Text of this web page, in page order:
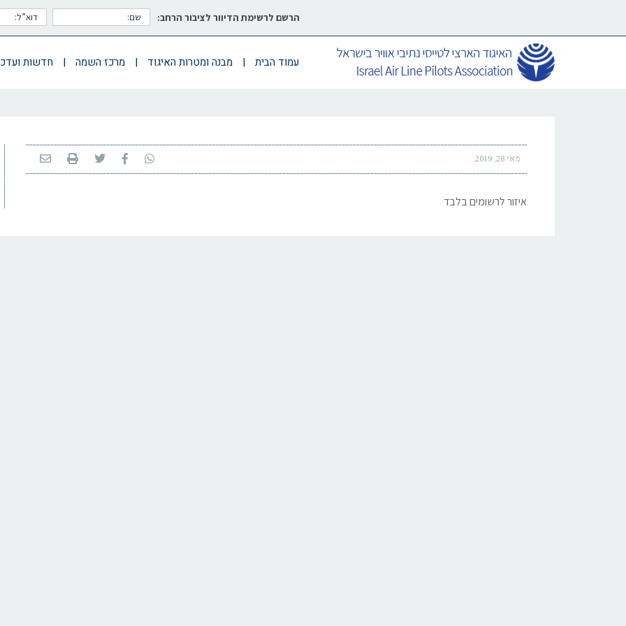
הרשם לרשימת הדיוור לציבור הרחב:
עמוד הבית | מבנה ומטרות האיגוד | מרכז השמה | חדשות
מאי 28, 2019
איזור לרשומים בלבד